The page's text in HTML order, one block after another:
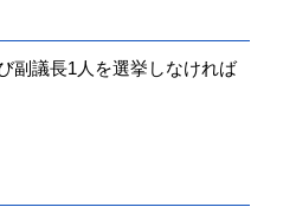
副議長1人を選挙しなければ